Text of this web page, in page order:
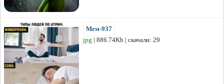
Мем-937
jpg | 886.74Kb | скачали: 29